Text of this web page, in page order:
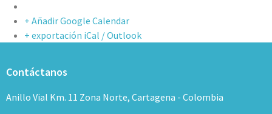
+ Añadir Google Calendar
+ exportación iCal / Outlook
Contáctanos
Anillo Vial Km. 11 Zona Norte, Cartagena - Colombia